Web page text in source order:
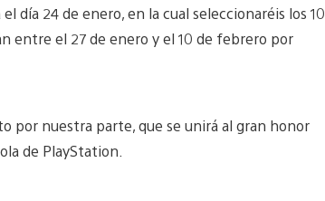
día 24 de enero, en la cual seleccionaréis los 10
entre el 27 de enero y el 10 de febrero por
por nuestra parte, que se unirá al gran honor
de PlayStation.